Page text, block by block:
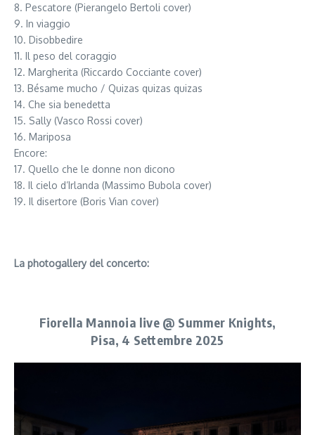
8. Pescatore (Pierangelo Bertoli cover)
9. In viaggio
10. Disobbedire
11. Il peso del coraggio
12. Margherita (Riccardo Cocciante cover)
13. Bésame mucho / Quizas quizas quizas
14. Che sia benedetta
15. Sally (Vasco Rossi cover)
16. Mariposa
Encore:
17. Quello che le donne non dicono
18. Il cielo d’Irlanda (Massimo Bubola cover)
19. Il disertore (Boris Vian cover)
La photogallery del concerto:
Fiorella Mannoia live @ Summer Knights,
Pisa, 4 Settembre 2025